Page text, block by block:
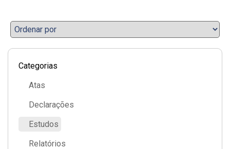
Categorias
Atas
Declarações
Estudos
Relatórios